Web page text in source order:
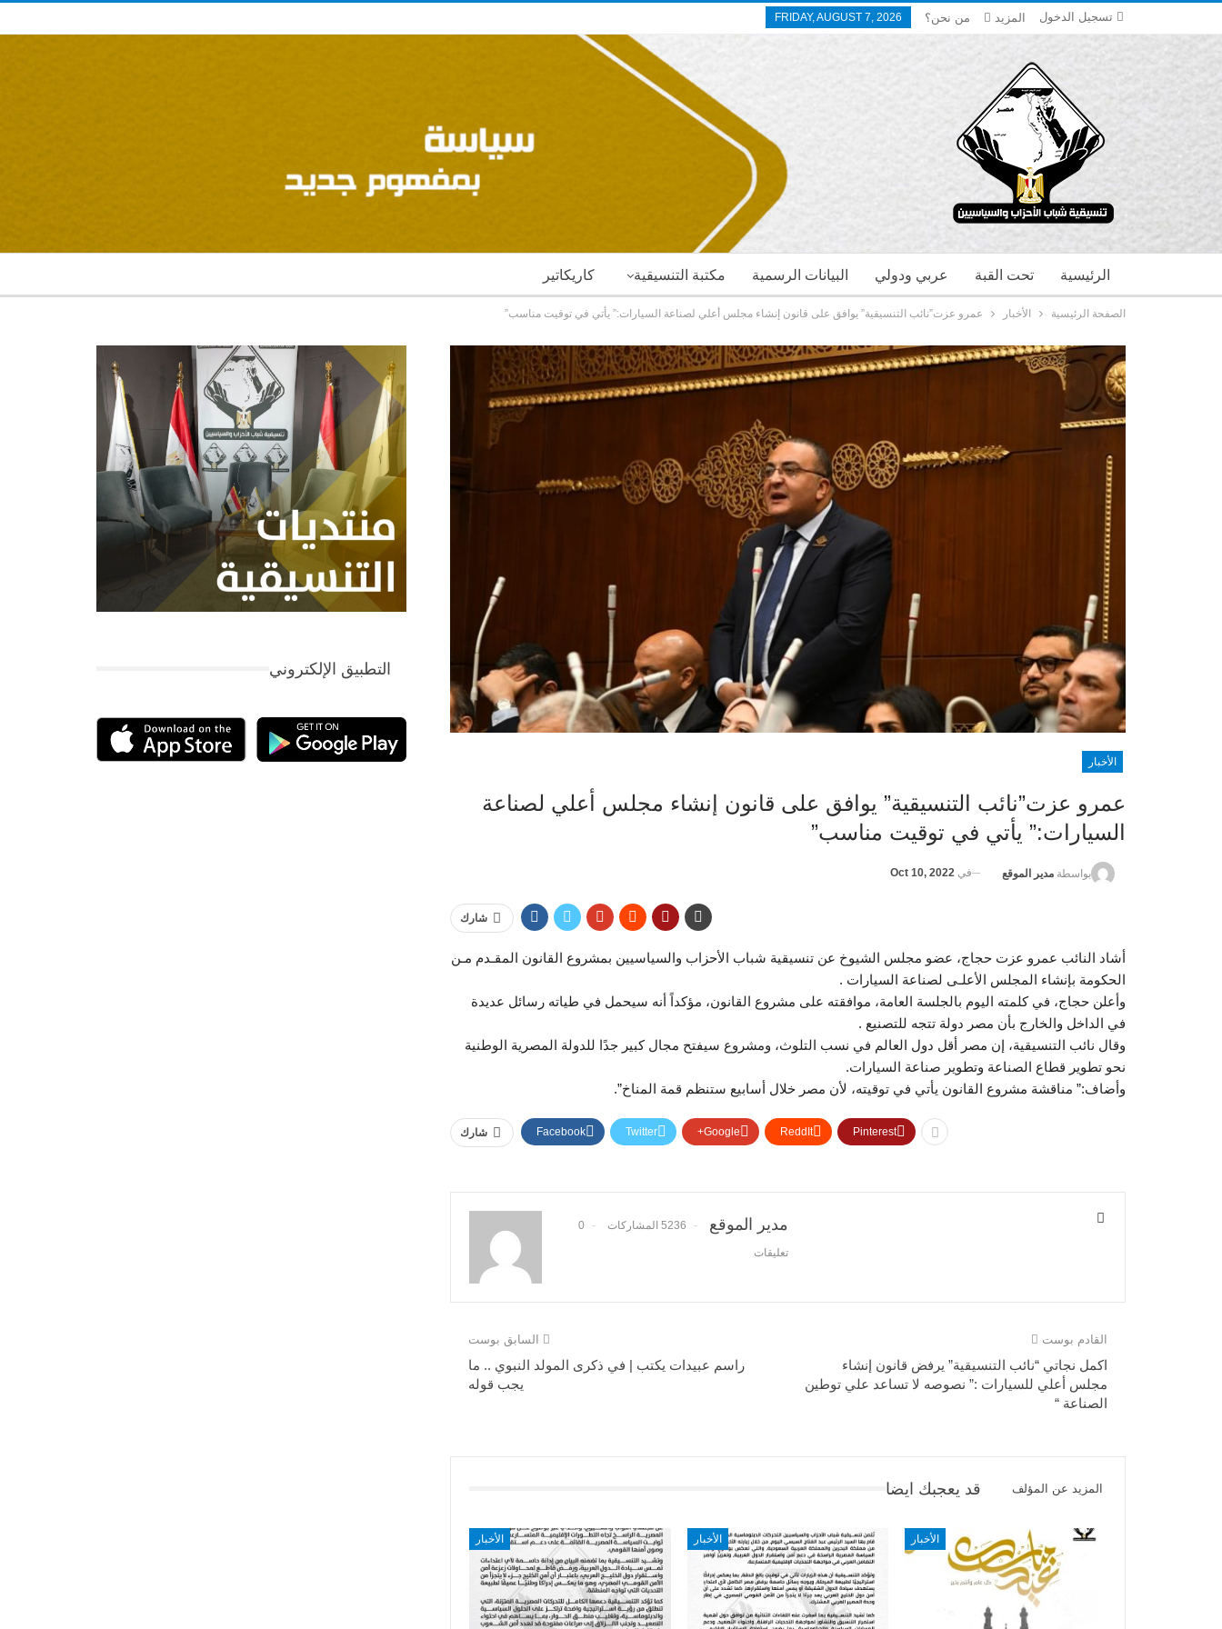
تسجيل الدخول FRIDAY, AUGUST 7, 2026 من نحن؟ المزيد
كاريكاتير مكتبة التنسيقية البيانات الرسمية عربي ودولي تحت القبة الرئيسية
الصفحة الرئيسية الأخبار عمرو عزت”نائب التنسيقية” يوافق على قانون إنشاء مجلس أعلي لصناعة السيارات:” يأتي في توقيت مناسب”
الأخبار
عمرو عزت”نائب التنسيقية” يوافق على قانون إنشاء مجلس أعلي لصناعة
السيارات:” يأتي في توقيت مناسب”
بواسطة مدير الموقع في Oct 10, 2022
شارك
أشاد النائب عمرو عزت حجاج، عضو مجلس الشيوخ عن تنسيقية شباب الأحزاب والسياسيين بمشروع القانون المقـدم مـن
الحكومة بإنشاء المجلس الأعلـى لصناعة السيارات .
وأعلن حجاج، في كلمته اليوم بالجلسة العامة، موافقته على مشروع القانون، مؤكداً أنه سيحمل في طياته رسائل عديدة
في الداخل والخارج بأن مصر دولة تتجه للتصنيع .
وقال نائب التنسيقية، إن مصر أقل دول العالم في نسب التلوث، ومشروع سيفتح مجال كبير جدًا للدولة المصرية الوطنية
نحو تطوير قطاع الصناعة وتطوير صناعة السيارات.
وأضاف:” مناقشة مشروع القانون يأتي في توقيته، لأن مصر خلال أسابيع ستنظم قمة المناخ”.
شارك Facebook Twitter Google+ ReddIt Pinterest
مدير الموقع 5236 المشاركات 0
تعليقات
السابق بوست
راسم عبيدات يكتب | في ذكرى المولد النبوي .. ما
يجب قوله
القادم بوست
اكمل نجاتي “نائب التنسيقية” يرفض قانون إنشاء
مجلس أعلي للسيارات :” نصوصه لا تساعد علي توطين
الصناعة “
قد يعجبك ايضا المزيد عن المؤلف
الأخبار الأخبار الأخبار
التطبيق الإلكتروني